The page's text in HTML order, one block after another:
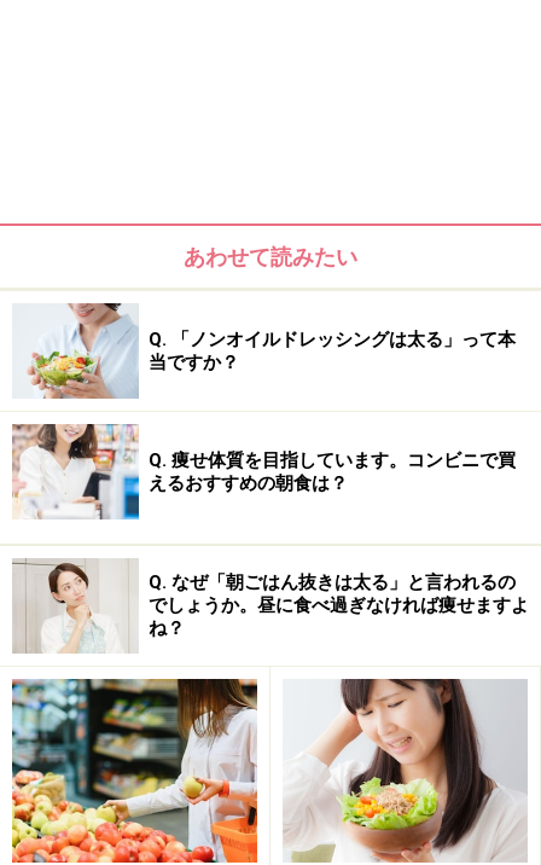
日常使いでもオススメの糖質不使用のチョコレート
きましたが、どれも、通常のチョコレートとさほど変わ
らない味わいで十分満足できます。甘いものが好きな方
は、夜のためだけではなく、日常使いにもいかがでしょ
うか？
商品名：糖質オフ生チョコレート
価格：1010円（税込）
あわせて読みたい
Q. 「ノンオイルドレッシングは太る」って本
当ですか？
Q. 痩せ体質を目指しています。コンビニで買
えるおすすめの朝食は？
Q. なぜ「朝ごはん抜きは太る」と言われるの
でしょうか。昼に食べ過ぎなければ痩せますよ
ね？